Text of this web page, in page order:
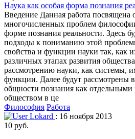
Наука как особая форма познания
Введение Данная работа посвящена
многочисленных проблем
форме познания реальности. Здесь
подходы к пониманию этой
свойства и функции науки так, как
различных этапах развития
рассмотрению науки, как системы,
функции. Далее будут рассмотрены
общности познания как
обществом в це
Философия Работа
Lokard : 16 ноября 2013
10 руб.